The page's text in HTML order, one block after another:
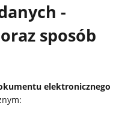
-
sposób
elektronicznego